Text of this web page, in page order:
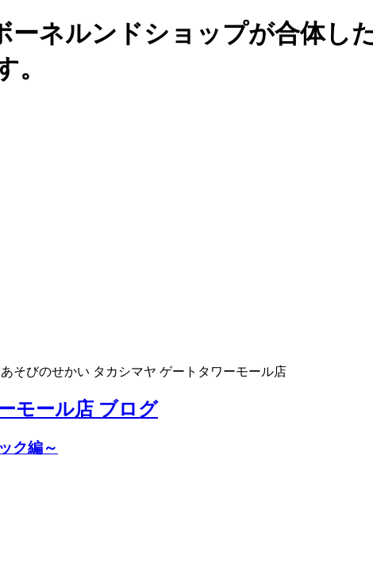
ーネルンドショップが合体し
。
あそびのせかい タカシマヤ ゲートタワーモール店
モール店 ブログ
ク編～